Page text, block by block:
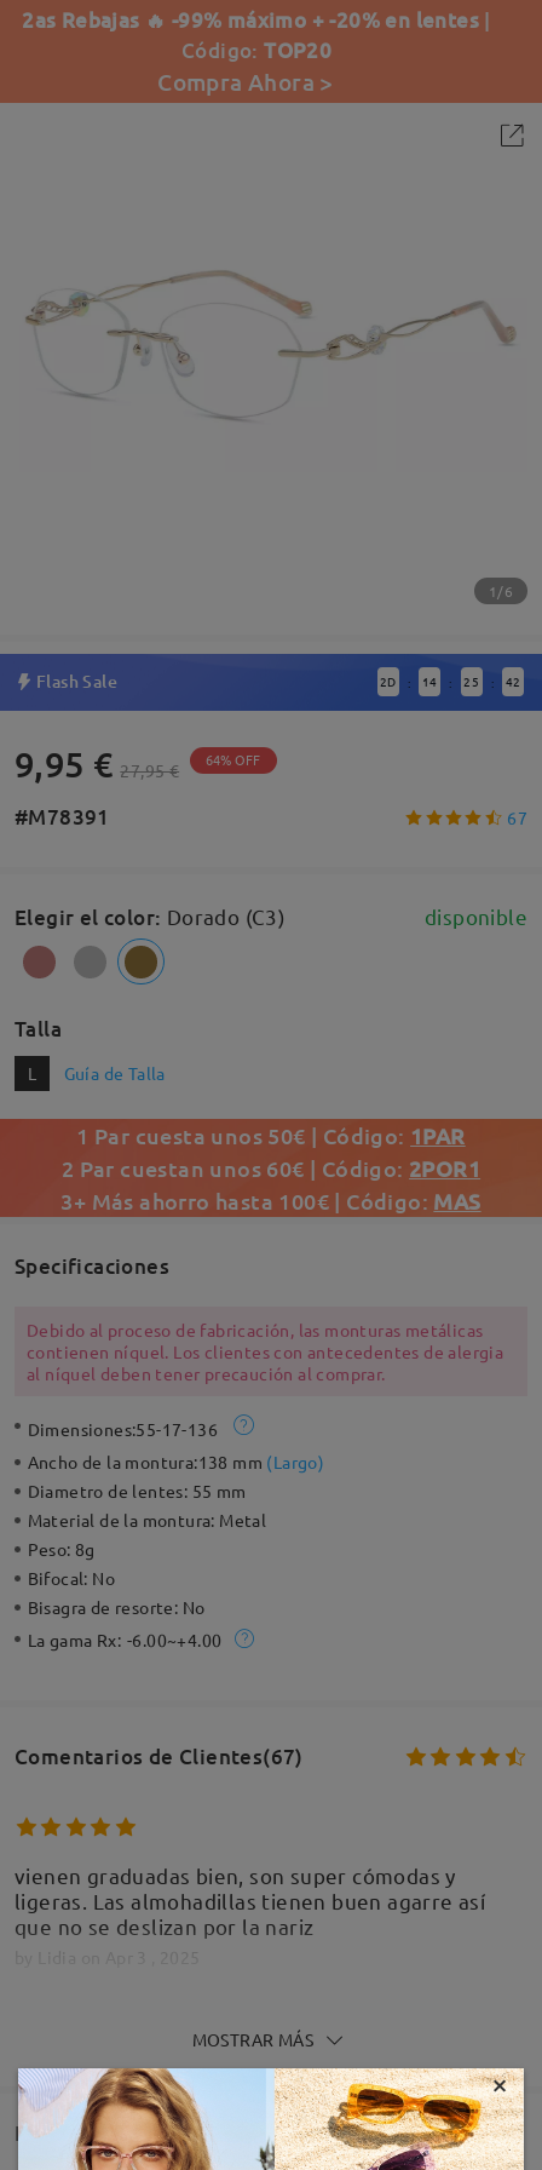
2as Rebajas 🔥 -99% máximo + -20% en lentes |
Código:TOP20
Compra Ahora >
1/6
Flash Sale 2D : 14 : 25 : 41
9,95 € 27,95 € 64% OFF
#M78391 67
Elegir el color: Dorado (C3) disponible
Talla
L Guía de Talla
1 Par cuesta unos 50€ | Código: 1PAR
2 Par cuestan unos 60€ | Código: 2POR1
3+ Más ahorro hasta 100€ | Código: MAS
Specificaciones
Debido al proceso de fabricación, las monturas metálicas
contienen níquel. Los clientes con antecedentes de alergia
al níquel deben tener precaución al comprar.
Dimensiones:55-17-136
Ancho de la montura:138 mm (Largo)
Diametro de lentes: 55 mm
Material de la montura: Metal
Peso: 8g
Bifocal: No
Bisagra de resorte: No
La gama Rx: -6.00~+4.00
Comentarios de Clientes(67)
vienen graduadas bien, son super cómodas y
ligeras. Las almohadillas tienen buen agarre así
que no se deslizan por la nariz
Leer todos los
comentarios
Deje su comentario
MOSTRAR MÁS
Entrega
×